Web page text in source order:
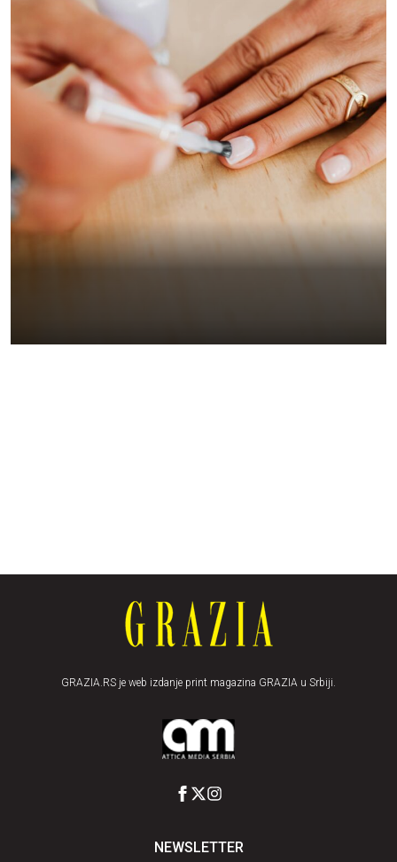
GRAZIA.RS je web izdanje print magazina GRAZIA u Srbiji.
NEWSLETTER